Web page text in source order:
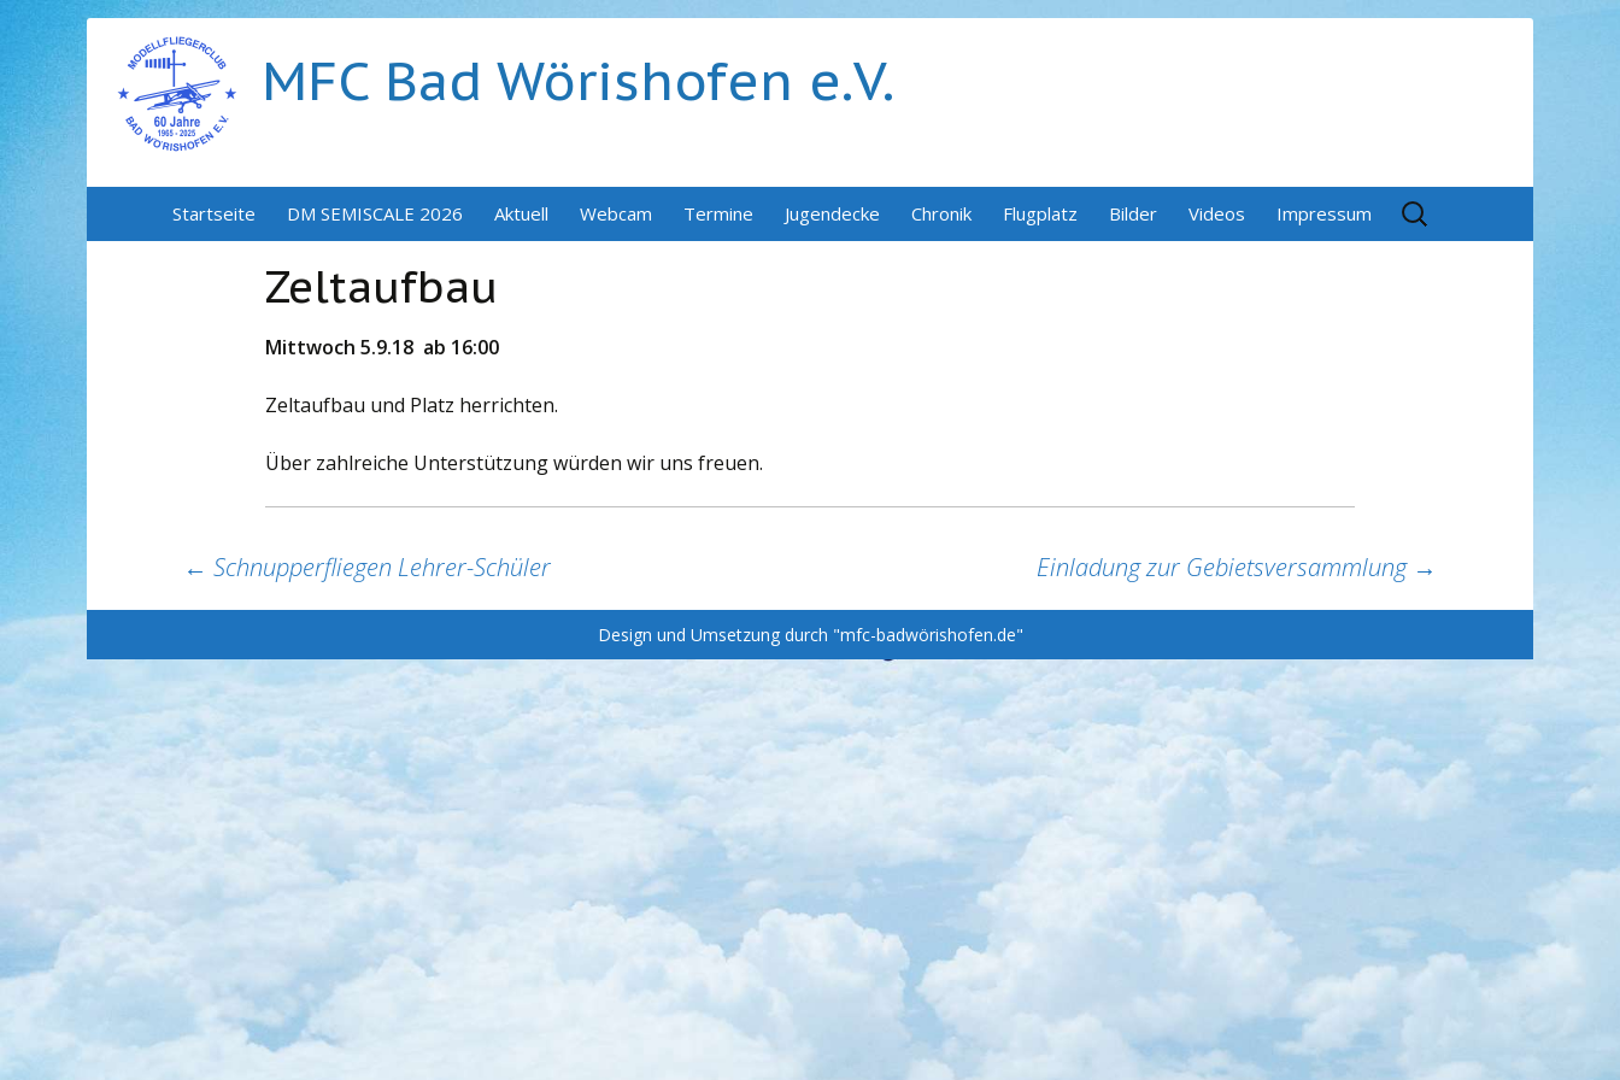
MFC Bad Wörishofen e.V.
Inhalt
Startseite DM SEMISCALE 2026 Aktuell Webcam Termine Jugendecke Chronik Flugplatz Bilder Videos Impressum
Suchen
nach:
Zeltaufbau
Mittwoch 5.9.18 ab 16:00
Zeltaufbau und Platz herrichten.
Über zahlreiche Unterstützung würden wir uns freuen.
Beitragsnavigation
← Schnupperfliegen Lehrer-Schüler Einladung zur Gebietsversammlung →
Design und Umsetzung durch "mfc-badwörishofen.de"